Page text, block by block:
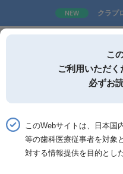
NEW クラプ
歯科関連製品情報サービスサイト
詳細検索
ホーム 著者「箕輪和行」の検索結
こ
ご利用いただく
必ずお
このWebサイトは、日本国
等の歯科医療従事者を対象
対する情報提供を目的とし